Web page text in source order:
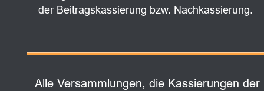
Alle Versammlungen, die Kassierungen
der Beitragskassierung bzw. Nachkassierung.